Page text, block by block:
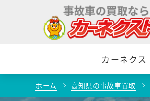
カーネクス
ホーム 高知県の事故車買取